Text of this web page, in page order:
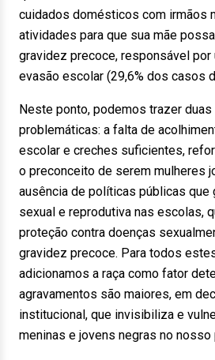
cuidados domésticos com irmãos
atividades para que sua mãe
gravidez precoce, responsável por
evasão escolar (29,6% dos casos
Neste ponto, podemos trazer duas
problemáticas: a falta de
escolar e creches suficientes,
o preconceito de serem mulheres
ausência de políticas públicas que
sexual e reprodutiva nas escolas,
proteção contra doenças
gravidez precoce. Para todos
adicionamos a raça como fator
agravamentos são maiores, em
institucional, que invisibiliza e
meninas e jovens negras no nosso